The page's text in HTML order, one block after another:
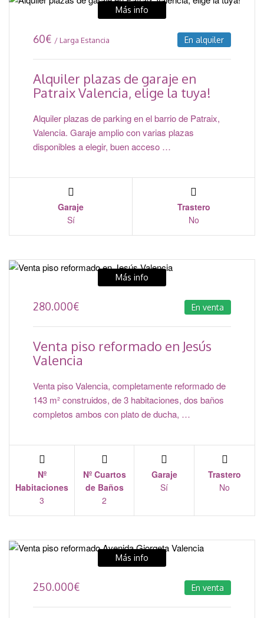
Más info
60€ / Larga Estancia En alquiler
Alquiler plazas de garaje en
Patraix Valencia, elige la tuya!
Alquiler plazas de parking en el barrio de Patraix,
Valencia. Garaje amplio con varias plazas
disponibles a elegir, buen acceso …
Garaje
Sí
Trastero
No
Más info
280.000€ En venta
Venta piso reformado en Jesús
Valencia
Venta piso Valencia, completamente reformado de
143 m² construidos, de 3 habitaciones, dos baños
completos ambos con plato de ducha, …
Nº
Habitaciones
3
Nº Cuartos
de Baños
2
Garaje
Sí
Trastero
No
Más info
250.000€ En venta